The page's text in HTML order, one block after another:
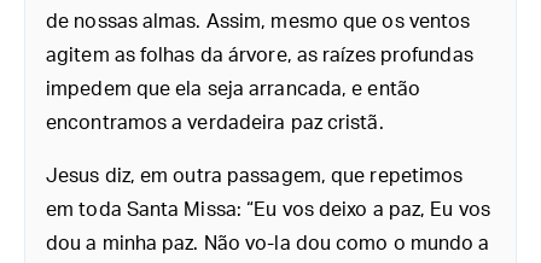
de nossas almas. Assim, mesmo que os ventos
agitem as folhas da árvore, as raízes profundas
impedem que ela seja arrancada, e então
encontramos a verdadeira paz cristã.
Jesus diz, em outra passagem, que repetimos
em toda Santa Missa: “Eu vos deixo a paz, Eu vos
dou a minha paz. Não vo-la dou como o mundo a